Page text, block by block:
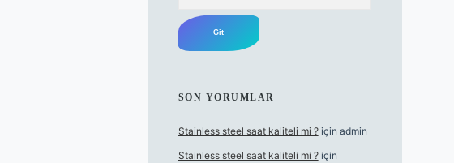
SON YORUMLAR
Stainless steel saat kaliteli mi ?için admin
Stainless steel saat kaliteli mi ?için